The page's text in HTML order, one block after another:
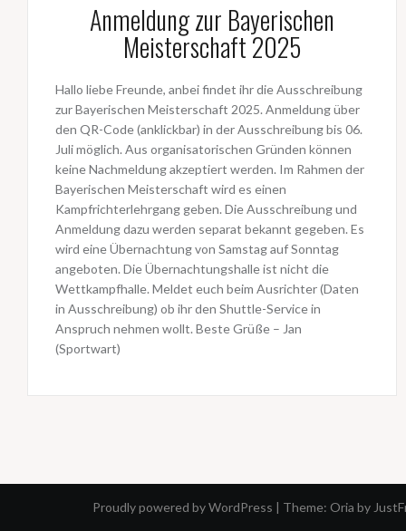
Anmeldung zur Bayerischen
Meisterschaft 2025
Hallo liebe Freunde, anbei findet ihr die Ausschreibung
zur Bayerischen Meisterschaft 2025. Anmeldung über
den QR-Code (anklickbar) in der Ausschreibung bis 06.
Juli möglich. Aus organisatorischen Gründen können
keine Nachmeldung akzeptiert werden. Im Rahmen der
Bayerischen Meisterschaft wird es einen
Kampfrichterlehrgang geben. Die Ausschreibung und
Anmeldung dazu werden separat bekannt gegeben. Es
wird eine Übernachtung von Samstag auf Sonntag
angeboten. Die Übernachtungshalle ist nicht die
Wettkampfhalle. Meldet euch beim Ausrichter (Daten
in Ausschreibung) ob ihr den Shuttle-Service in
Anspruch nehmen wollt. Beste Grüße – Jan
(Sportwart)
Proudly powered by WordPress | Theme: Oria by